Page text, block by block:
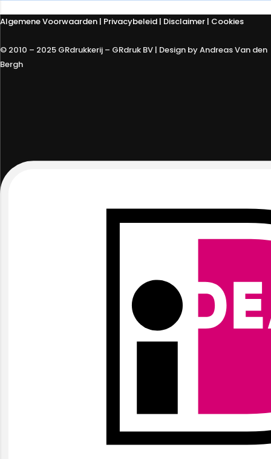
Algemene Voorwaarden | Privacybeleid | Disclaimer | Cookies
© 2010 – 2025 GRdrukkerij – GRdruk BV | Design by Andreas Van den
Bergh